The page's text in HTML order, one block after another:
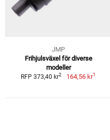
JMP
Frihjulsväxel för diverse
modeller
RFP 373,40 kr2 164,56 kr1